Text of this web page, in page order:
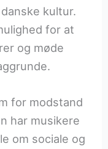
kultur.
for at
og møde
for modstand
har musikere
om sociale og